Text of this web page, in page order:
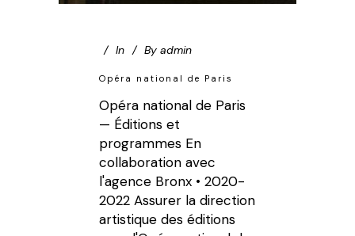
In By admin
Opéra national de Paris
Opéra national de Paris
— Éditions et
programmes En
collaboration avec
l'agence Bronx • 2020-
2022 Assurer la direction
artistique des éditions